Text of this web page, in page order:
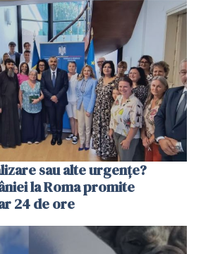
sau alte urgențe?
la Roma promite
24 de ore